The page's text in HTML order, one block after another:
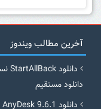
آخرین مطالب ویندوز
دانلود مستقیم